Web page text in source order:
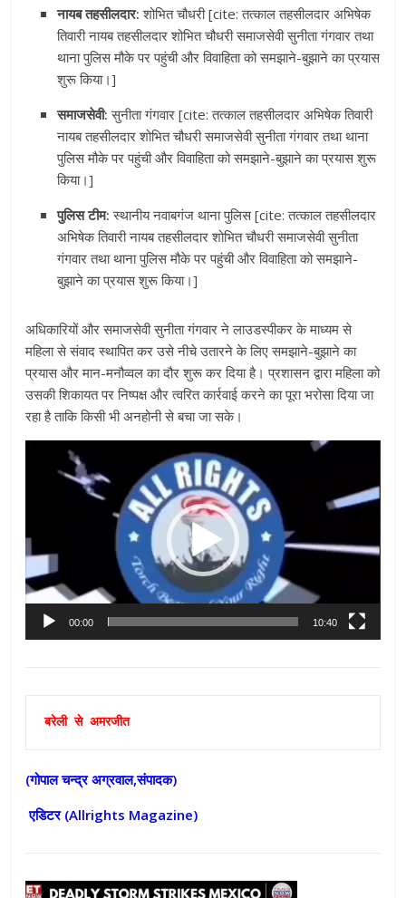
नायब तहसीलदार: शोभित चौधरी [cite: तत्काल तहसीलदार अभिषेक
तिवारी नायब तहसीलदार शोभित चौधरी समाजसेवी सुनीता गंगवार तथा
थाना पुलिस मौके पर पहुंची और विवाहिता को समझाने-बुझाने का प्रयास
शुरू किया।]
समाजसेवी: सुनीता गंगवार [cite: तत्काल तहसीलदार अभिषेक तिवारी
नायब तहसीलदार शोभित चौधरी समाजसेवी सुनीता गंगवार तथा थाना
पुलिस मौके पर पहुंची और विवाहिता को समझाने-बुझाने का प्रयास शुरू
किया।]
पुलिस टीम: स्थानीय नवाबगंज थाना पुलिस [cite: तत्काल तहसीलदार
अभिषेक तिवारी नायब तहसीलदार शोभित चौधरी समाजसेवी सुनीता
गंगवार तथा थाना पुलिस मौके पर पहुंची और विवाहिता को समझाने-
बुझाने का प्रयास शुरू किया।]
अधिकारियों और समाजसेवी सुनीता गंगवार ने लाउडस्पीकर के माध्यम से
महिला से संवाद स्थापित कर उसे नीचे उतारने के लिए समझाने-बुझाने का
प्रयास और मान-मनौव्वल का दौर शुरू कर दिया है। प्रशासन द्वारा महिला को
उसकी शिकायत पर निष्पक्ष और त्वरित कार्रवाई करने का पूरा भरोसा दिया जा
रहा है ताकि किसी भी अनहोनी से बचा जा सके।
Player
00:00 10:40
बरेली से अमरजीत
(गोपाल चन्द्र अग्रवाल,संपादक)
एडिटर (Allrights Magazine)